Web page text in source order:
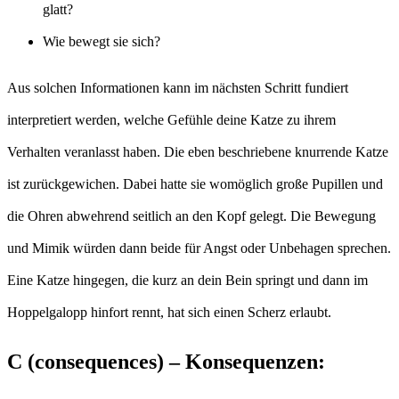
glatt?
Wie bewegt sie sich?
Aus solchen Informationen kann im nächsten Schritt fundiert
interpretiert werden, welche Gefühle deine Katze zu ihrem
Verhalten veranlasst haben. Die eben beschriebene knurrende Katze
ist zurückgewichen. Dabei hatte sie womöglich große Pupillen und
die Ohren abwehrend seitlich an den Kopf gelegt. Die Bewegung
und Mimik würden dann beide für Angst oder Unbehagen sprechen.
Eine Katze hingegen, die kurz an dein Bein springt und dann im
Hoppelgalopp hinfort rennt, hat sich einen Scherz erlaubt.
C (consequences) – Konsequenzen: